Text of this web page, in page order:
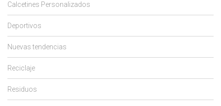
Calcetines Personalizados
Deportivos
Nuevas tendencias
Reciclaje
Residuos